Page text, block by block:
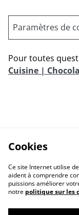
Paramètres de
Pour toutes
Cuisine |
Cookies
Ce site Internet utilise
aident à comprendre
puissions améliorer
notre politique sur les